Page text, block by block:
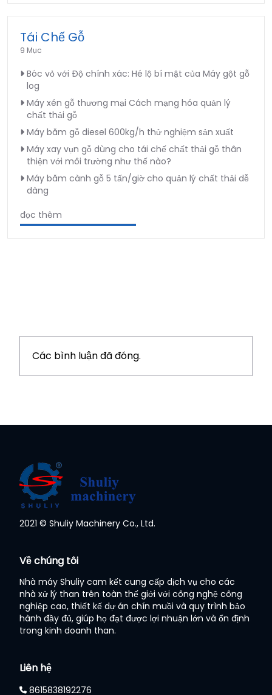
Tái Chế Gỗ
9 Mục
Bóc vỏ với Độ chính xác: Hé lộ bí mật của Máy gột gỗ
log
Máy xén gỗ thương mại Cách mạng hóa quản lý
chất thải gỗ
Máy băm gỗ diesel 600kg/h thử nghiệm sản xuất
Máy xay vụn gỗ dùng cho tái chế chất thải gỗ thân
thiện với môi trường như thế nào?
Máy băm cành gỗ 5 tấn/giờ cho quản lý chất thải dễ
dàng
đọc thêm
Các bình luận đã đóng.
2021 © Shuliy Machinery Co., Ltd.
Về chúng tôi
Nhà máy Shuliy cam kết cung cấp dịch vụ cho các
nhà xử lý than trên toàn thế giới với công nghệ công
nghiệp cao, thiết kế dự án chín muồi và quy trình bảo
hành đầy đủ, giúp họ đạt được lợi nhuận lớn và ổn định
trong kinh doanh than.
Liên hệ
8615838192276
Wechat